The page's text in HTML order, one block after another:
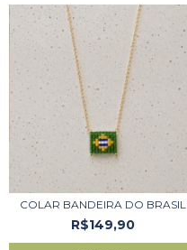
COLAR BANDEIRA DO BRASIL
R$149,90